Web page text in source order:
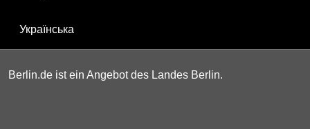
Українська
Berlin.de ist ein Angebot des Landes Berlin.